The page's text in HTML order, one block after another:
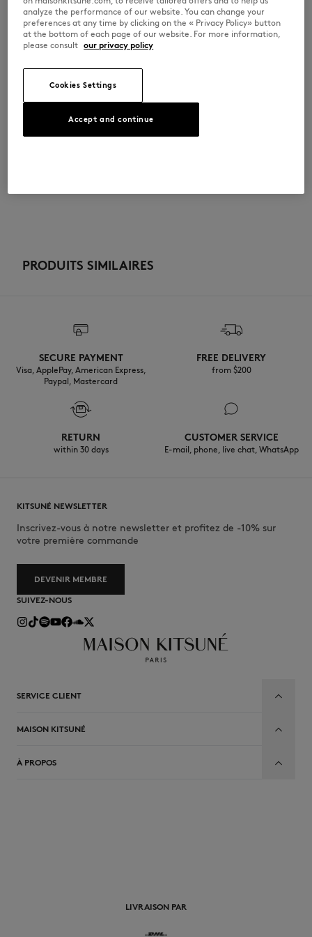
TAILLE & COUPE
Sizing : KIDS
Voir le guide des tailles
PRODUITS SIMILAIRES
SECURE PAYMENT
Visa, ApplePay, American Express,
Paypal, Mastercard
FREE DELIVERY
from $200
RETURN
within 30 days
CUSTOMER SERVICE
E-mail, phone, live chat, WhatsApp
KITSUNÉ NEWSLETTER
Inscrivez-vous à notre newsletter et profitez de -10% sur
votre première commande
DEVENIR MEMBRE
SUIVEZ-NOUS
SERVICE CLIENT
MAISON KITSUNÉ
À PROPOS
LIVRAISON PAR
analyze the performance of our website. You can change your
preferences at any time by clicking on the « Privacy Policy» button
at the bottom of each page of our website. For more information,
please consult our privacy policy
Cookies Settings
Accept and continue